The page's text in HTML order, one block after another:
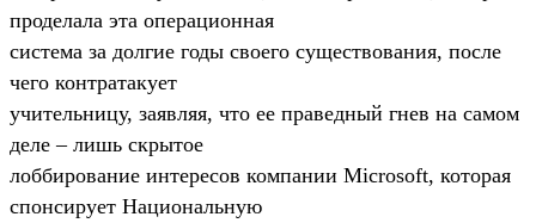
проделала эта операционная
система за долгие годы своего существования, после
чего контратакует
учительницу, заявляя, что ее праведный гнев на самом
деле – лишь скрытое
лоббирование интересов компании Microsoft, которая
спонсирует Национальную